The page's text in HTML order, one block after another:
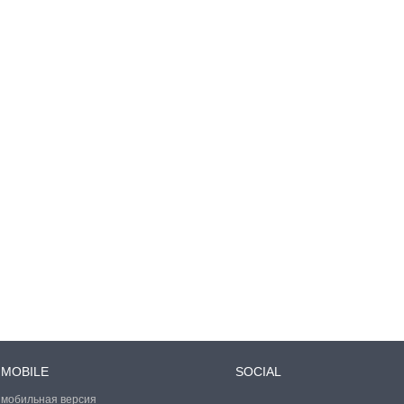
MOBILE
мобильная версия
SOCIAL